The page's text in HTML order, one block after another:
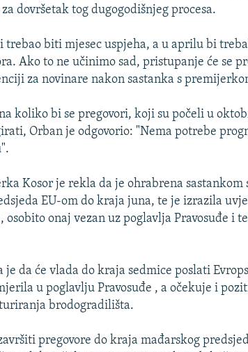
dovršetak tog dugogodišnjeg procesa.
trebao biti mjesec uspjeha, a u aprilu bi
Ako to ne učinimo sad, pristupanje će se
za novinare nakon sastanka s
koliko bi se pregovori, koji su počeli u
Orban je odgovorio: "Nema potrebe
Kosor je rekla da je ohrabrena
EU-om do kraja juna, te je izrazila
osobito onaj vezan uz poglavlja Pravosuđe i
je da će vlada do kraja sedmice poslati
u poglavlju Pravosuđe , a očekuje i
brodogradilišta.
pregovore do kraja mađarskog